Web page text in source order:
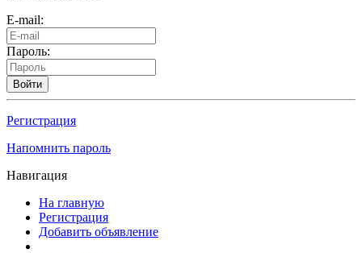
E-mail:
Пароль:
Войти
Регистрация
Напомнить пароль
Навигация
На главную
Регистрация
Добавить объявление